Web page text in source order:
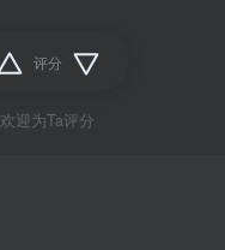
评分
欢迎为Ta评分